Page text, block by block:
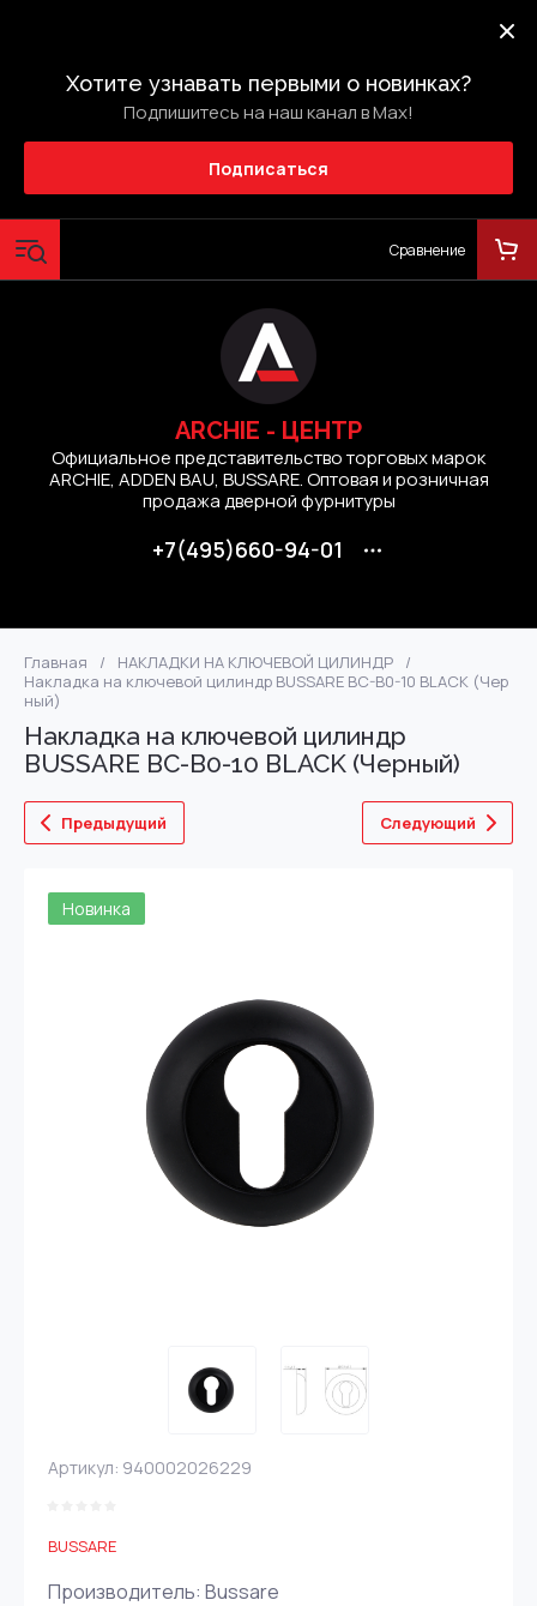
Хотите узнавать первыми о новинках?
Подпишитесь на наш канал в Max!
Подписаться
ARCHIE - ЦЕНТР
Официальное представительство торговых марок
ARCHIE, ADDEN BAU, BUSSARE. Оптовая и розничная
продажа дверной фурнитуры
+7(495)660-94-01
Сравнение
Главная / НАКЛАДКИ НА КЛЮЧЕВОЙ ЦИЛИНДР
/
Накладка на ключевой цилиндр BUSSARE BC-B0-10 BLACK (Чер
ный)
Накладка на ключевой цилиндр
BUSSARE BC-B0-10 BLACK (Черный)
Предыдущий Следующий
Новинка
Артикул: 940002026229
BUSSARE
Производитель: Bussare